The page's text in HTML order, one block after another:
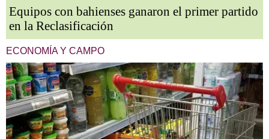
Equipos con bahienses ganaron el primer partido
en la Reclasificación
ECONOMÍA Y CAMPO